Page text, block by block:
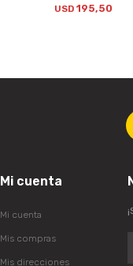
USD 195,50
Mi cuenta
Mi cuenta
Mis compras
Mis direcciones